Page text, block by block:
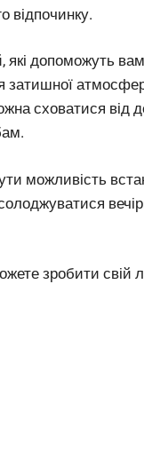
відпочинку.
допоможуть
затишної
сховатися від
можливість
зробити свій